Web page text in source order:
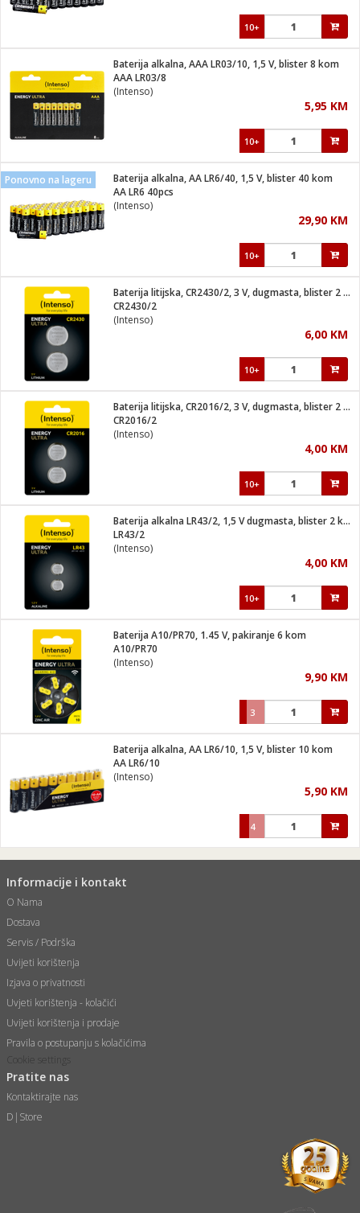
10+
Baterija alkalna, AAA LR03/10, 1,5 V, blister 8 kom
AAA LR03/8
(Intenso)
5,95 KM
10+
Ponovno na lageru
Baterija alkalna, AA LR6/40, 1,5 V, blister 40 kom
AA LR6 40pcs
(Intenso)
29,90 KM
10+
Baterija litijska, CR2430/2, 3 V, dugmasta, blister 2 kom
CR2430/2
(Intenso)
6,00 KM
10+
Baterija litijska, CR2016/2, 3 V, dugmasta, blister 2 kom
CR2016/2
(Intenso)
4,00 KM
10+
Baterija alkalna LR43/2, 1,5 V dugmasta, blister 2 kom
LR43/2
(Intenso)
4,00 KM
10+
Baterija A10/PR70, 1.45 V, pakiranje 6 kom
A10/PR70
(Intenso)
9,90 KM
3
Baterija alkalna, AA LR6/10, 1,5 V, blister 10 kom
AA LR6/10
(Intenso)
5,90 KM
4
Informacije i kontakt
O Nama
Dostava
Servis / Podrška
Uvijeti korištenja
Izjava o privatnosti
Uvjeti korištenja - kolačići
Uvijeti korištenja i prodaje
Pravila o postupanju s kolačićima
Cookie settings
Pratite nas
Kontaktirajte nas
D|Store